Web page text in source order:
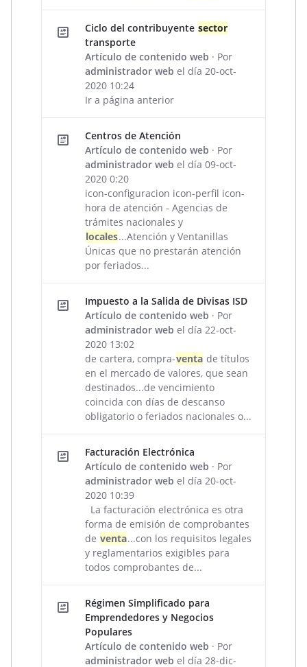
Ciclo del contribuyente sector
transporte
Artículo de contenido web · Por
administrador web el día 20-oct-
2020 10:24
Ir a página anterior
Centros de Atención
Artículo de contenido web · Por
administrador web el día 09-oct-
2020 0:20
icon-configuracion icon-perfil icon-
hora de atención - Agencias de
trámites nacionales y
locales...Atención y Ventanillas
Únicas que no prestarán atención
por feriados...
Impuesto a la Salida de Divisas ISD
Artículo de contenido web · Por
administrador web el día 22-oct-
2020 13:02
de cartera, compra-venta de títulos
en el mercado de valores, que sean
destinados...de vencimiento
coincida con días de descanso
obligatorio o feriados nacionales o...
Facturación Electrónica
Artículo de contenido web · Por
administrador web el día 20-oct-
2020 10:39
La facturación electrónica es otra
forma de emisión de comprobantes
de venta...con los requisitos legales
y reglamentarios exigibles para
todos comprobantes de...
Régimen Simplificado para
Emprendedores y Negocios
Populares
Artículo de contenido web · Por
administrador web el día 28-dic-